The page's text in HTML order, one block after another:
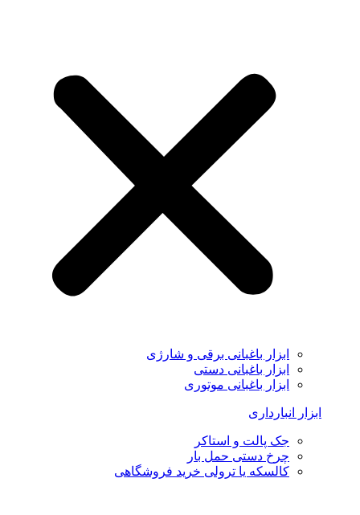
ابزار باغبانی برقی و شارژی
ابزار باغبانی دستی
ابزار باغبانی موتوری
ابزار انبارداری
جک پالت و استاکر
چرخ دستی حمل بار
کالسکه یا ترولی خرید فروشگاهی